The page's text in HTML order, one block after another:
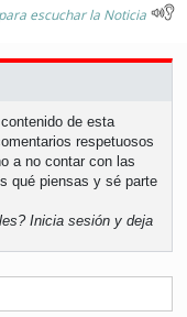
escuchar la Noticia
de esta
respetuosos
a no contar con las
qué piensas y sé parte
Inicia sesión y deja